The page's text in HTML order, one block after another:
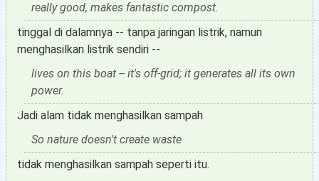
really good, makes fantastic compost.
tinggal di dalamnya -- tanpa jaringan listrik, namun
menghasilkan listrik sendiri --
lives on this boat -- it's off-grid; it generates all its own
power.
Jadi alam tidak menghasilkan sampah
So nature doesn't create waste
tidak menghasilkan sampah seperti itu.